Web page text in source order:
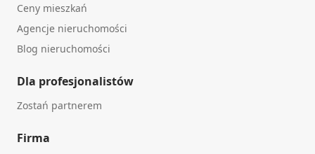
Ceny mieszkań
Agencje nieruchomości
Blog nieruchomości
Dla profesjonalistów
Zostań partnerem
Firma